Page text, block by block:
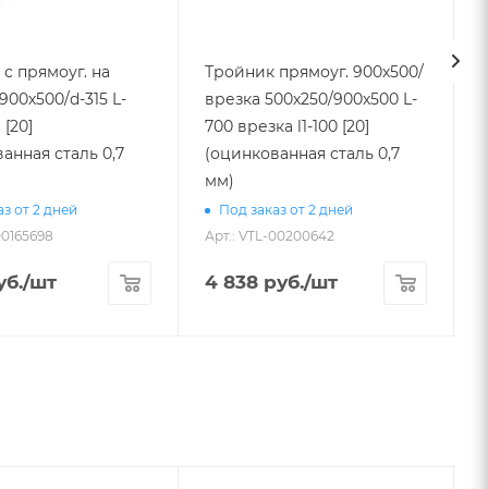
прямоуг. на
d-315 L-
[20]
сталь 0,7
от 2 дней
/шт
Тройник прямоуг. 900х500/
врезка 500х250/900х500 L-
700 врезка l1-100 [20]
(оцинкованная сталь 0,7
мм)
Под заказ от 2 дней
Арт.: VTL-00200642
4 838 руб./шт